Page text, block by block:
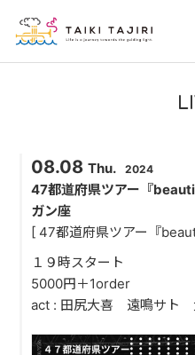
08.08 Thu. 2024
47都道府県ツアー『
ガン座
[ 47都道府県ツアー『
１９時スタート
5000円＋1order
act : 田尻大喜 遠鳴サト